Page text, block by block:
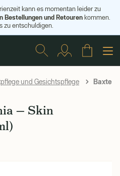
kann es momentan leider zu
Bestellungen und Retourenkommen.
zu entschuldigen.
und Gesichtspflege Baxter
— Skin